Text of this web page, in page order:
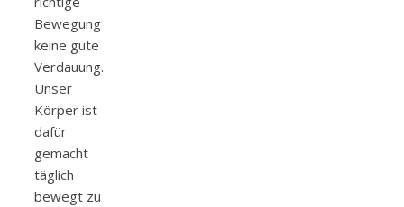
Bewegung
keine gute
Verdauung.
Unser
Körper ist
dafür
gemacht
täglich
bewegt zu